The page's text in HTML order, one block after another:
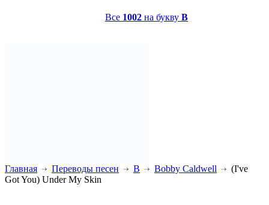
Все 1002 на букву B
Главная Переводы песен B Bobby Caldwell
(I've
Got You) Under My Skin